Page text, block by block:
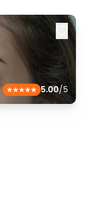
5.00/5